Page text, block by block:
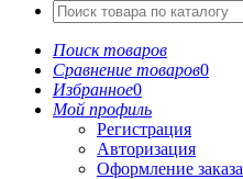
Поиск товаров
Сравнение товаров0
Избранное0
Мой профиль
Регистрация
Авторизация
Оформление заказа